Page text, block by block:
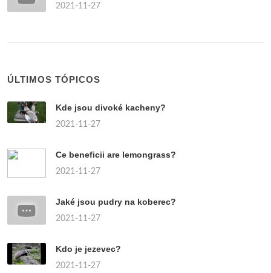
2021-11-27
ÚLTIMOS TÓPICOS
Kde jsou divoké kacheny?
2021-11-27
Ce beneficii are lemongrass?
2021-11-27
Jaké jsou pudry na koberec?
2021-11-27
Kdo je jezevec?
2021-11-27